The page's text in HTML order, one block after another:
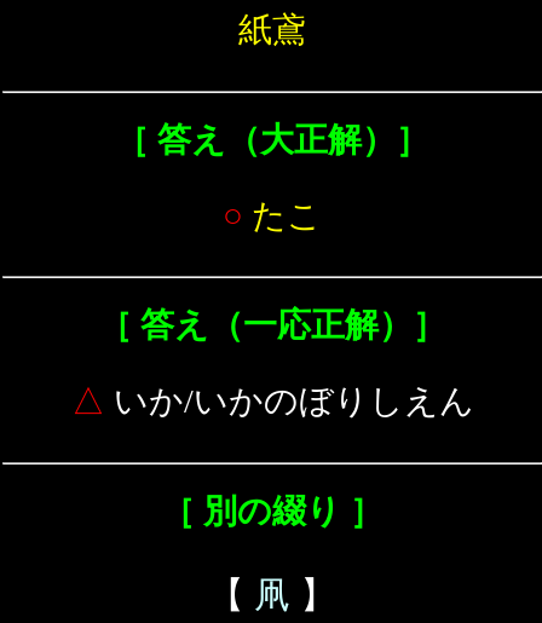
紙鳶
［ 答え（大正解）］
○ たこ
［ 答え（一応正解）］
△ いか/いかのぼりしえん
［ 別の綴り ］
【 凧 】